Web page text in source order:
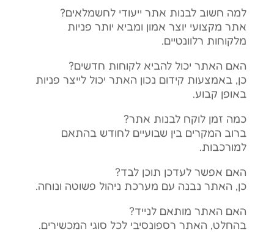
למה חשוב לבנות אתר ייעודי לחשמלאים?
אתר מקצועי יוצר אמון ומביא יותר פניות
מלקוחות רלוונטיים.
האם האתר יכול להביא לקוחות חדשים?
כן, באמצעות קידום נכון האתר יכול לייצר פניות
באופן קבוע.
כמה זמן לוקח לבנות אתר?
ברוב המקרים בין שבועיים לחודש בהתאם
למורכבות.
האם אפשר לעדכן תוכן לבד?
כן, האתר נבנה עם מערכת ניהול פשוטה ונוחה.
האם האתר מותאם לנייד?
בהחלט, האתר רספונסיבי לכל סוגי המכשירים.